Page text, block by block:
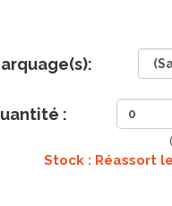
:
Stock : Réassort le